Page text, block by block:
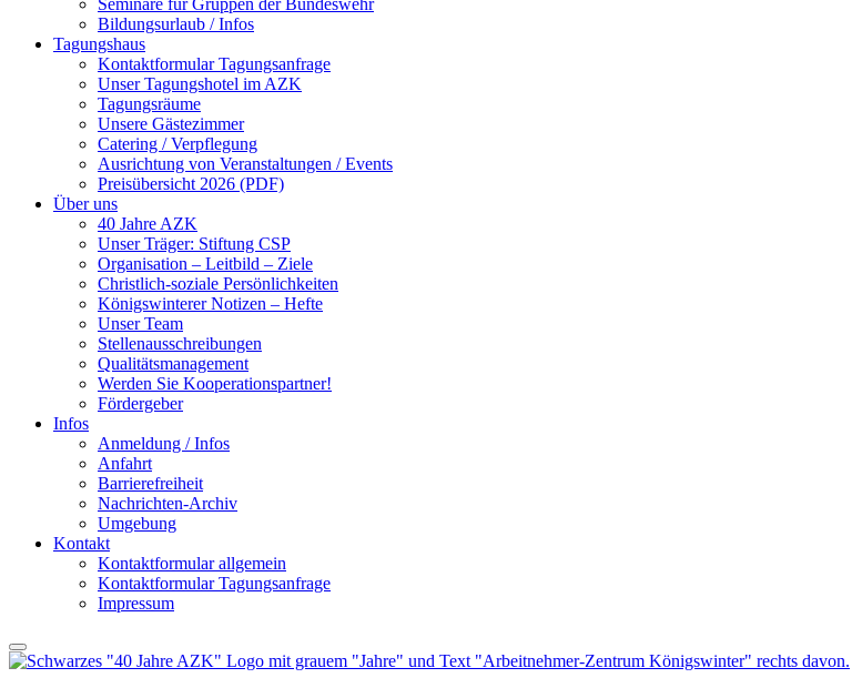
Seminare für Gruppen der Bundeswehr
Bildungsurlaub / Infos
Tagungshaus
Kontaktformular Tagungsanfrage
Unser Tagungshotel im AZK
Tagungsräume
Unsere Gästezimmer
Catering / Verpflegung
Ausrichtung von Veranstaltungen / Events
Preisübersicht 2026 (PDF)
Über uns
40 Jahre AZK
Unser Träger: Stiftung CSP
Organisation – Leitbild – Ziele
Christlich-soziale Persönlichkeiten
Königswinterer Notizen – Hefte
Unser Team
Stellenausschreibungen
Qualitätsmanagement
Werden Sie Kooperationspartner!
Fördergeber
Infos
Anmeldung / Infos
Anfahrt
Barrierefreiheit
Nachrichten-Archiv
Umgebung
Kontakt
Kontaktformular allgemein
Kontaktformular Tagungsanfrage
Impressum